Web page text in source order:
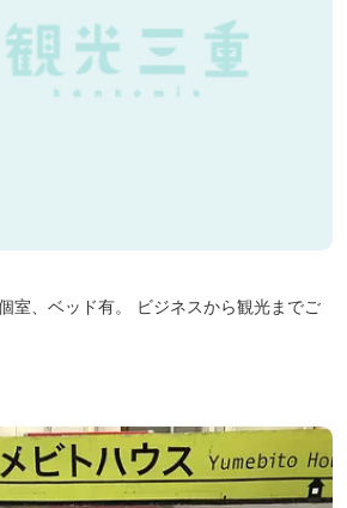
室、ベッド有。 ビジネスから観光までご